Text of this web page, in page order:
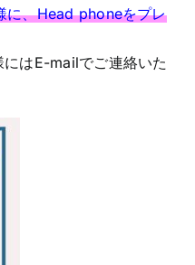
に、Head phoneをプレ
はE-mailでご連絡いた